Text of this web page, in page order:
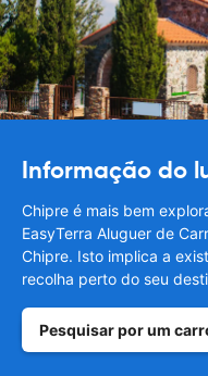
Informação do
Chipre é mais bem
EasyTerra Aluguer de
Chipre. Isto implica a
recolha perto do seu
Pesquisar por um